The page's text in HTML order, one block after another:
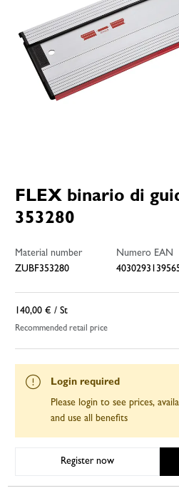
FLEX binario di
353280
Material number
ZUBF353280
Numero EAN
140,00 € / St
Recommended retail price
Login required
Please login to see prices,
and use all benefits
Register now